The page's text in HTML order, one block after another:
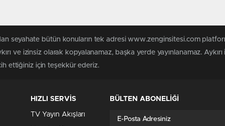
seyahate bütün konuların tek adresi www.zenginsitesi.com
ve izinsiz olarak kopyalanamaz, başka yerde yayınlanamaz. Aykırı
ettiğiniz için teşekkür ederiz.
HIZLI SERVİS
TV Yayın Akışları
BÜLTEN ABONELİĞİ